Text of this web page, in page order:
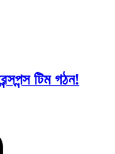
টিম গঠন!